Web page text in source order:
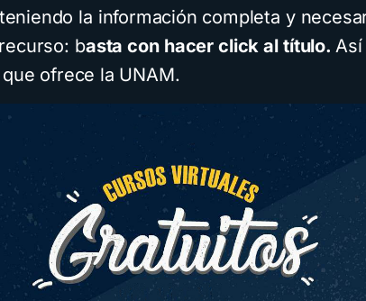
la información completa y
basta con hacer click al título.Así
ofrece la UNAM.